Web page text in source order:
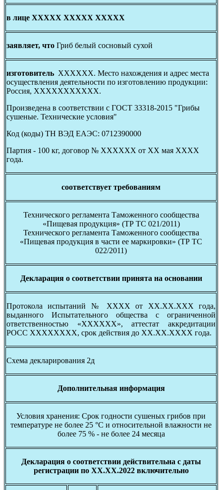
в лице ХХХХХ ХХХХХ ХХХХХ
заявляет, что Гриб белый сосновый сухой
изготовитель ХХХХХХ. Место нахождения и адрес места
осуществления деятельности по изготовлению продукции:
Россия, ХХХХХХХХХХХ.
Произведена в соответствии с ГОСТ 33318-2015 "Грибы
сушеные. Технические условия"
Код (коды) ТН ВЭД ЕАЭС: 0712390000
Партия - 100 кг, договор № ХХХХХХ от ХХ мая ХХХХ
года.
соответствует требованиям
Технического регламента Таможенного сообщества
«Пищевая продукция» (ТР ТС 021/2011)
Технического регламента Таможенного сообщества
«Пищевая продукция в части ее маркировки» (ТР ТС
022/2011)
Декларация о соответствии принята на основании
Протокола испытаний № ХХХХ от ХХ.ХХ.ХХХ года,
выданного Испытательного общества с ограниченной
ответственностью «ХХХХХХ», аттестат аккредитации
РОСС ХХХХХХХХ, срок действия до ХХ.ХХ.ХХХХ года.
Схема декларирования 2д
Дополнительная информация
Условия хранения: Срок годности сушеных грибов при
температуре не более 25 °С и относительной влажности не
более 75 % - не более 24 месяца
Декларация о соответствии действительна с даты
регистрации по ХХ.ХХ.2022 включительно